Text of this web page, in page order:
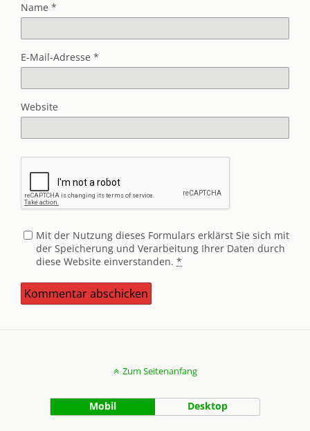
Name *
E-Mail-Adresse *
Website
Mit der Nutzung dieses Formulars erklärst Sie sich mit
der Speicherung und Verarbeitung Ihrer Daten durch
diese Website einverstanden. *
Zum Seitenanfang
Mobil Desktop